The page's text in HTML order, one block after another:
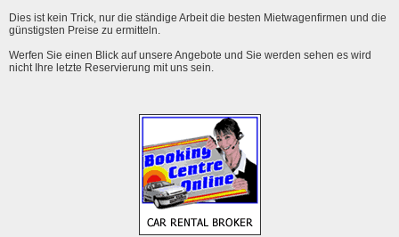
Dies ist kein Trick, nur die ständige Arbeit die besten Mietwagenfirmen und die
günstigsten Preise zu ermitteln.
Werfen Sie einen Blick auf unsere Angebote und Sie werden sehen es wird
nicht Ihre letzte Reservierung mit uns sein.